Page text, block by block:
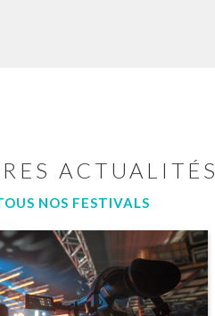
ACTUALITÉS
NOS FESTIVALS